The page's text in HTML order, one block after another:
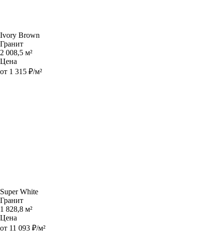
Ivory Brown
Гранит
2 008,5 м²
Цена
от 1 315 ₽/м²
Super White
Гранит
1 828,8 м²
Цена
от 11 093 ₽/м²